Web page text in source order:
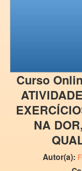
Curso
NA
Autor(a):